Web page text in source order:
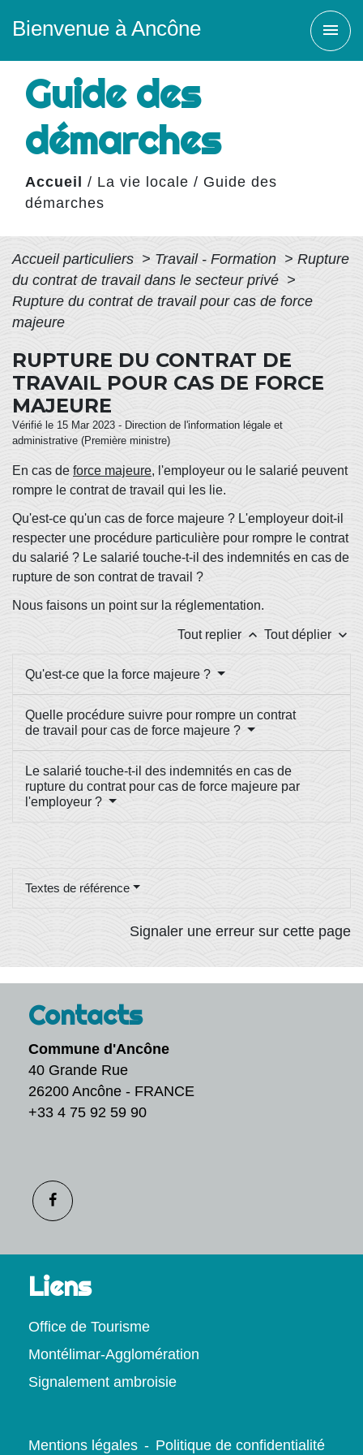
Bienvenue à Ancône menu
Guide des
démarches
Accueil / La vie locale / Guide des
démarches
Accueil particuliers > Travail - Formation > Rupture
du contrat de travail dans le secteur privé >
Rupture du contrat de travail pour cas de force
majeure
RUPTURE DU CONTRAT DE
TRAVAIL POUR CAS DE FORCE
MAJEURE
Vérifié le 15 Mar 2023 - Direction de l'information légale et
administrative (Première ministre)
En cas de force majeure, l'employeur ou le salarié peuvent
rompre le contrat de travail qui les lie.
Qu'est-ce qu'un cas de force majeure ? L'employeur doit-il
respecter une procédure particulière pour rompre le contrat
du salarié ? Le salarié touche-t-il des indemnités en cas de
rupture de son contrat de travail ?
Nous faisons un point sur la réglementation.
Tout replier keyboard_arrow_up Tout déplier keyboard_arrow_down
Qu'est-ce que la force majeure ?
Quelle procédure suivre pour rompre un contrat
de travail pour cas de force majeure ?
Le salarié touche-t-il des indemnités en cas de
rupture du contrat pour cas de force majeure par
l'employeur ?
Textes de référence
Signaler une erreur sur cette page
Contacts
Commune d'Ancône
40 Grande Rue
26200 Ancône - FRANCE
+33 4 75 92 59 90
Liens
Office de Tourisme
Montélimar-Agglomération
Signalement ambroisie
Mentions légales - Politique de confidentialité